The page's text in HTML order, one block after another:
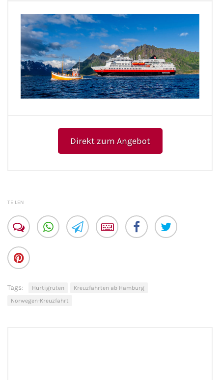
Direkt zum Angebot
TEILEN
Tags: Hurtigruten
Kreuzfahrten ab Hamburg
Norwegen-Kreuzfahrt